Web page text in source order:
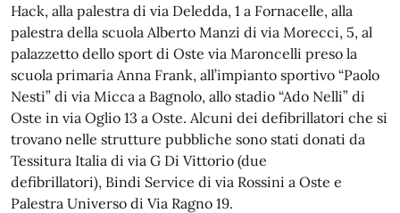
Hack, alla palestra di via Deledda, 1 a Fornacelle, alla
palestra della scuola Alberto Manzi di via Morecci, 5, al
palazzetto dello sport di Oste via Maroncelli preso la
scuola primaria Anna Frank, all’impianto sportivo “Paolo
Nesti” di via Micca a Bagnolo, allo stadio “Ado Nelli” di
Oste in via Oglio 13 a Oste. Alcuni dei defibrillatori che si
trovano nelle strutture pubbliche sono stati donati da
Tessitura Italia di via G Di Vittorio (due
defibrillatori), Bindi Service di via Rossini a Oste e
Palestra Universo di Via Ragno 19.